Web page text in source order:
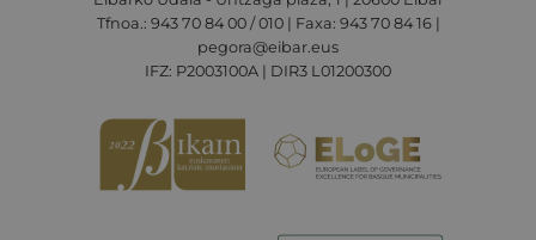
Tfnoa.: 943 70 84 00 / 010 | Faxa: 943 70 84 16 |
pegora@eibar.eus
IFZ: P2003100A | DIR3 L01200300